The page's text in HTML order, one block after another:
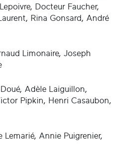
Docteur Faucher,
Rina Gonsard, André
Limonaire, Joseph
Adèle Laiguillon,
Pipkin, Henri Casaubon,
Lemarié, Annie Puigrenier,